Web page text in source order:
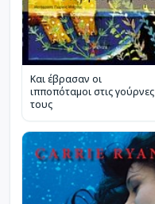
Και έβρασαν οι
ιπποπόταμοι στις γούρνες
τους